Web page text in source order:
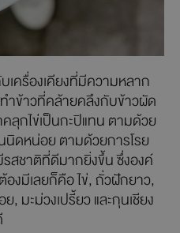
ครื่องเคียงที่มีความหลาก
ำข้าวที่คล้ายคลึงกับข้าวผัด
ลุกไข่เป็นกะปิแทน ตามด้วย
นิดหน่อย ตามด้วยการโรย
สชาติที่ดีมากยิ่งขึ้น ซึ่งองค์
งมีเลยก็คือ ไข่, ถั่วฝักยาว,
มะม่วงเปรี้ยว และกุนเชียง